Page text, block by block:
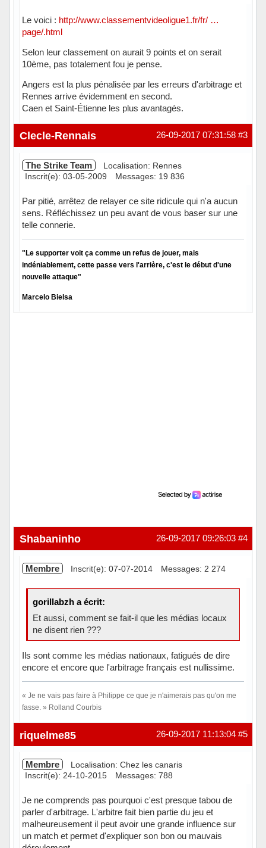
Le voici : http://www.classementvideoligue1.fr/fr/ …
page/.html
Selon leur classement on aurait 9 points et on serait
10ème, pas totalement fou je pense.
Angers est la plus pénalisée par les erreurs d'arbitrage et
Rennes arrive évidemment en second.
Caen et Saint-Étienne les plus avantagés.
Hors ligne #3
26-09-2017 07:31:58
Clecle-Rennais
The Strike Team
Localisation: Rennes
Inscrit(e): 03-05-2009
Messages: 19 836
Par pitié, arrêtez de relayer ce site ridicule qui n'a aucun
sens. Réfléchissez un peu avant de vous baser sur une
telle connerie.
"Le supporter voit ça comme un refus de jouer, mais
indéniablement, cette passe vers l'arrière, c'est le début d'une
nouvelle attaque"
Marcelo Bielsa
#4
26-09-2017 09:26:03
Shabaninho
Membre Inscrit(e): 07-07-2014 Messages: 2 274
gorillabzh a écrit:
Et aussi, comment se fait-il que les médias locaux
ne disent rien ???
Ils sont comme les médias nationaux, fatigués de dire
encore et encore que l'arbitrage français est nullissime.
« Je ne vais pas faire à Philippe ce que je n'aimerais pas qu'on me
fasse. » Rolland Courbis
Hors ligne #5
26-09-2017 11:13:04
riquelme85
Membre
Localisation: Chez les canaris
Inscrit(e): 24-10-2015
Messages: 788
Je ne comprends pas pourquoi c'est presque tabou de
parler d'arbitrage. L'arbitre fait bien partie du jeu et
malheureusement il peut avoir une grande influence sur
un match et permet d'expliquer son bon ou mauvais